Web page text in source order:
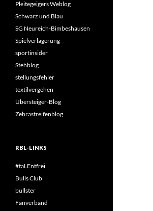
Pleitegeigers Weblog
Schwarz und Blau
SG Neureich-Bimbeshausen
Spielverlagerung
sportinsider
Stehblog
stellungsfehler
textilvergehen
Übersteiger-Blog
Zebrastreifenblog
RBL-LINKS
#taLEntfrei
Bulls Club
bullster
Fanverband